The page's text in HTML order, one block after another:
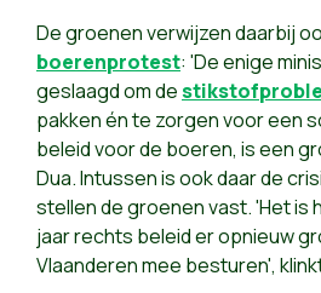
De groenen verwijzen daarbij
boerenprotest: 'De enige
geslaagd om de
pakken én te zorgen voor een
beleid voor de boeren, is een
Dua. Intussen is ook daar de
stellen de groenen vast. 'Het is
jaar rechts beleid er opnieuw
Vlaanderen mee besturen',